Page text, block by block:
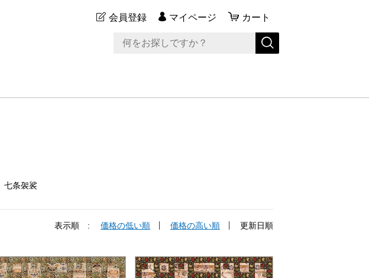
会員登録 マイページ カート
条袈裟
表示順 : 価格の低い順 価格の高い順 更新日順